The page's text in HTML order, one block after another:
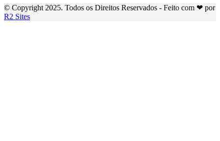
© Copyright 2025. Todos os Direitos Reservados - Feito com ❤ por
R2 Sites